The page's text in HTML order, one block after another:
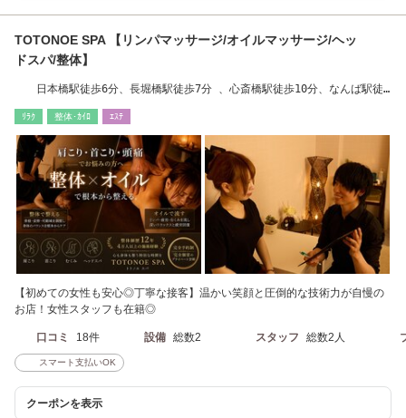
TOTONOE SPA 【リンパマッサージ/オイルマッサージ/ヘッ
ドスパ/整体】
日本橋駅徒歩6分、長堀橋駅徒歩7分 、心斎橋駅徒歩10分、なんば駅徒
ﾘﾗｸ 整体･ｶｲﾛ ｴｽﾃ
【初めての女性も安心◎丁寧な接客】温かい笑顔と圧倒的な技術力が自慢の
お店！女性スタッフも在籍◎
口コミ 18件 設備 総数2 スタッフ 総数2人
スマート支払いOK
クーポンを表示